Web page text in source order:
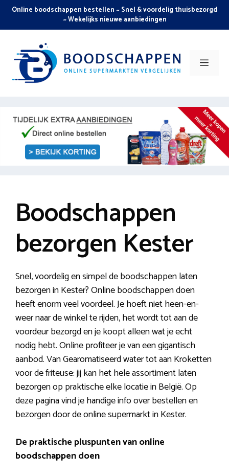
Skip
content
Online boodschappen bestellen ~ Snel & voordelig thuisbezorgd
~ Wekelijks nieuwe aanbiedingen
Menu
Boodschappen
bezorgen Kester
Snel, voordelig en simpel de boodschappen laten
bezorgen in Kester? Online boodschappen doen
heeft enorm veel voordeel. Je hoeft niet heen-en-
weer naar de winkel te rijden, het wordt tot aan de
voordeur bezorgd en je koopt alleen wat je echt
nodig hebt. Online profiteer je van een gigantisch
aanbod. Van Gearomatiseerd water tot aan Kroketten
voor de friteuse: jij kan het hele assortiment laten
bezorgen op praktische elke locatie in België. Op
deze pagina vind je handige info over bestellen en
bezorgen door de online supermarkt in Kester.
De praktische pluspunten van online
boodschappen doen